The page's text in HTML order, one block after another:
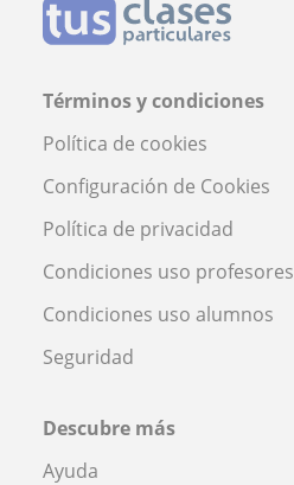
Términos y condiciones
Política de cookies
Configuración de Cookies
Política de privacidad
Condiciones uso profesores
Condiciones uso alumnos
Seguridad
Descubre más
Ayuda